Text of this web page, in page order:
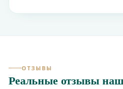
ОТЗЫВЫ
Реальные отзывы